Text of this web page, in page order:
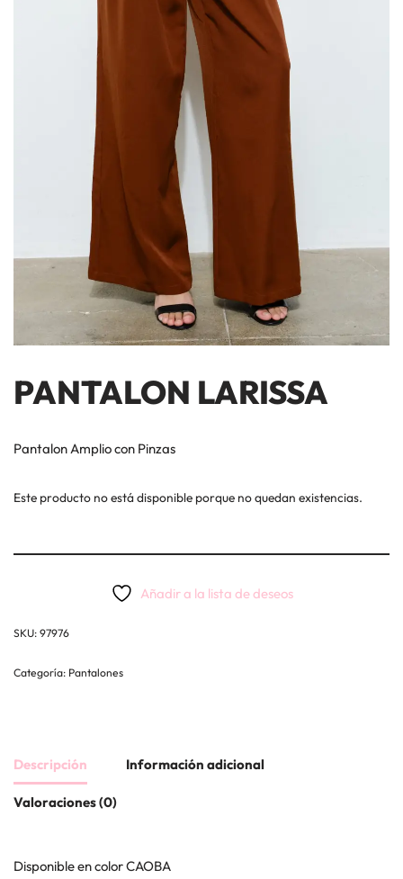
PANTALON LARISSA
Pantalon Amplio con Pinzas
Este producto no está disponible porque no quedan existencias.
Añadir a la lista de deseos
SKU: 97976
Categoría: Pantalones
Descripción Información adicional
Valoraciones (0)
Disponible en color CAOBA